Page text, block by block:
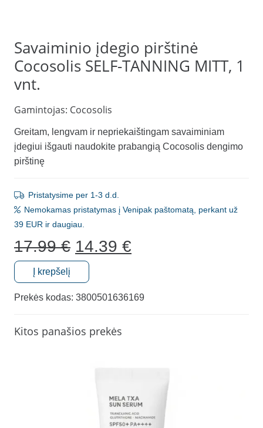
Savaiminio įdegio pirštinė
Cocosolis SELF-TANNING MITT, 1
vnt.
Gamintojas: Cocosolis
Greitam, lengvam ir nepriekaištingam savaiminiam
įdegiui išgauti naudokite prabangią Cocosolis dengimo
pirštinę
Pristatysime per 1-3 d.d.
Nemokamas pristatymas į Venipak paštomatą, perkant už
39 EUR ir daugiau.
17.99€ Original
price
was:
17.99 €.
14.39 €
price
14.39 €.
produkto
kiekis:
pirštinė
Į krepšelį
Prekės kodas: 3800501636169
Kitos panašios prekės